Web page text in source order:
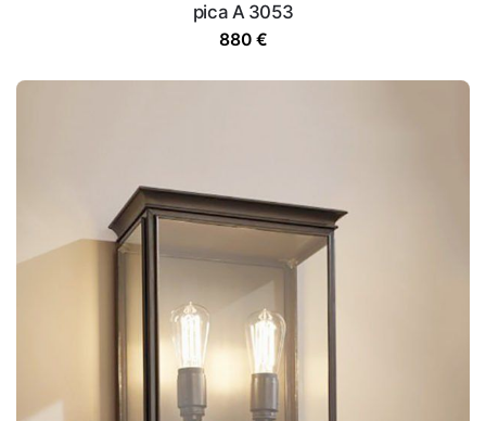
pica A 3053
880 €